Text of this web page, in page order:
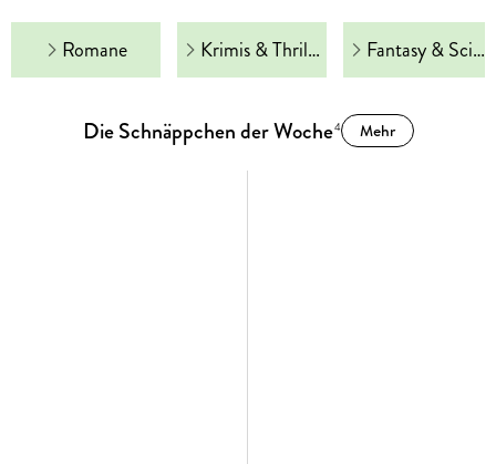
Romane Krimis & Thriller Fantasy & Science Fiction
Die Schnäppchen der Woche4 Mehr